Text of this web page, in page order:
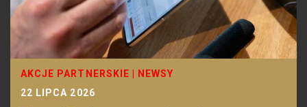
AKCJE PARTNERSKIE
NEWSY
22 LIPCA 2026